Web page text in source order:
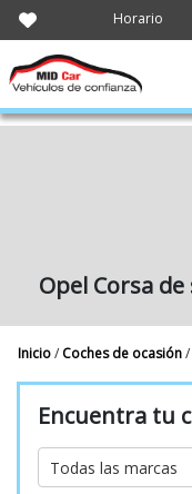
Horario
Opel Corsa
Inicio/ Coches de ocasión/
Encuentra tu
Marca
Todas las marcas